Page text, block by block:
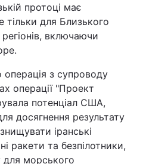
протоці має
тільки для Близького
включаючи
з супроводу
операції "Проект
потенціал США,
досягнення результату
іранські
ракети та безпілотники,
для морського